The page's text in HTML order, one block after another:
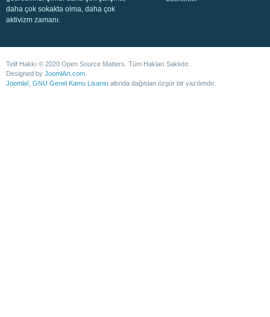
daha çok sokakta olma, daha çok
aktivizm zamanı.
Telif Hakkı © 2020 Open Source Matters. Tüm Hakları Saklıdır.
Designed by JoomlArt.com
Joomla! GNU Genel Kamu Lisansı altında dağıtılan özgür bir yazılımdır.